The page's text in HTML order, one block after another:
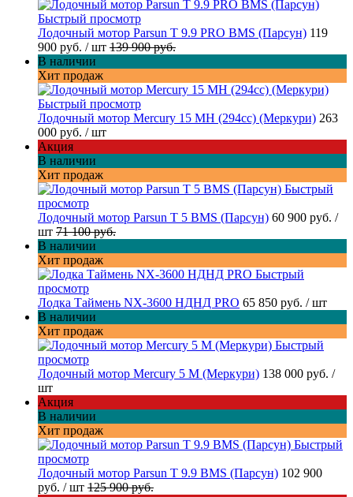
Быстрый просмотр
Лодочный мотор Parsun T 9.9 PRO BMS (Парсун) 119
900 руб. / шт 139 900 руб.
В наличии
Хит продаж
Быстрый просмотр
Лодочный мотор Mercury 15 MH (294cc) (Меркури) 263
000 руб. / шт
Акция
В наличии
Хит продаж
Быстрый
просмотр
Лодочный мотор Parsun T 5 BMS (Парсун) 60 900 руб. /
шт 71 100 руб.
В наличии
Хит продаж
Быстрый
просмотр
Лодка Таймень NX-3600 НДНД PRO 65 850 руб. / шт
В наличии
Хит продаж
Быстрый
просмотр
Лодочный мотор Mercury 5 M (Меркури) 138 000 руб. /
шт
Акция
В наличии
Хит продаж
Быстрый
просмотр
Лодочный мотор Parsun T 9.9 BMS (Парсун) 102 900
руб. / шт 125 900 руб.